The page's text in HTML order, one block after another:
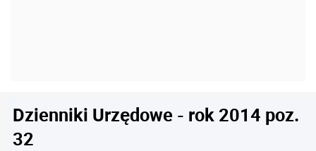
Dzienniki Urzędowe - rok 2014 poz.
32